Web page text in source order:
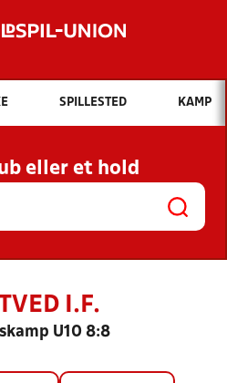
Hvad vil du søge efter?
INDHOLD OG NYHEDER
KLUBBER OG
HOLD
SPILLESTED KAMP
eller et hold
I.F.
U10 8:8